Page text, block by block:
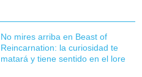
No mires arriba en Beast of
Reincarnation: la curiosidad te
matará y tiene sentido en el lore